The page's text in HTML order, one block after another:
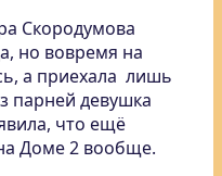
Скородумова
но вовремя на
а приехала лишь
парней девушка
что ещё
Доме 2 вообще.